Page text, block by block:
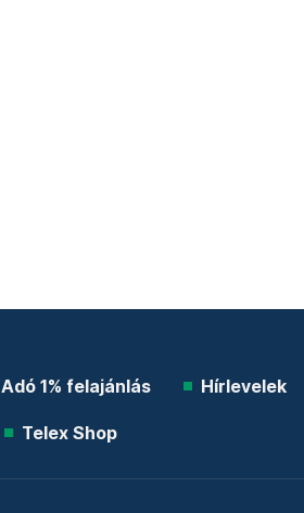
Adó 1% felajánlás Hírlevelek
Telex Shop